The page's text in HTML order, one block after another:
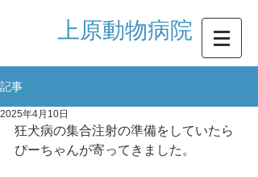
​上原動物病院
記事
2025年4月10日
狂犬病の集合注射の準備をしていたら
ぴーちゃんが寄ってきました。